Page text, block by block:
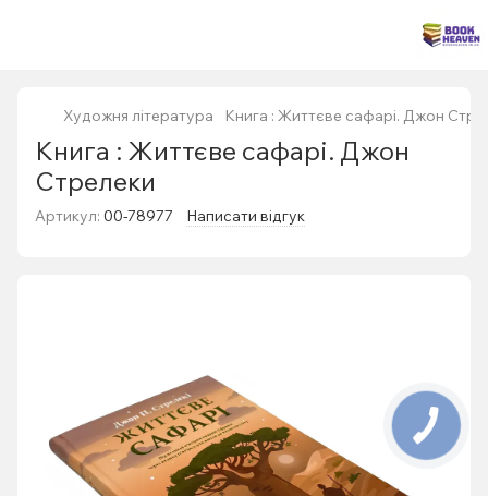
Художня література Книга : Життєве сафарі. Джон
Книга : Життєве сафарі. Джон
Стрелеки
Артикул: 00-78977 Написати відгук